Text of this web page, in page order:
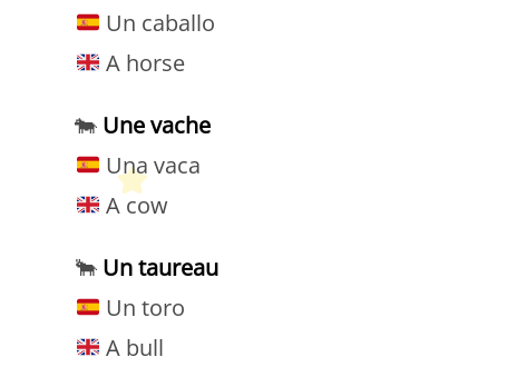
Un caballo
A horse
🐄 Une vache
Una vaca
A cow
🐂 Un taureau
Un toro
A bull